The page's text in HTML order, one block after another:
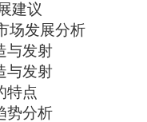
建议
场发展分析
与发射
与发射
特点
势分析